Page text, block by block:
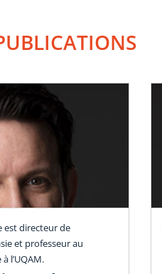
est directeur de
et professeur au
l’UQAM.